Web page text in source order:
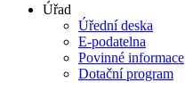
Úřad
Úřední deska
E-podatelna
Povinné informace
Dotační program